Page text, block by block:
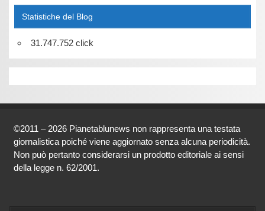
Statistiche del Blog
31.747.752 click
©2011 – 2026 Pianetablunews non rappresenta una testata
giornalistica poiché viene aggiornato senza alcuna periodicità.
Non può pertanto considerarsi un prodotto editoriale ai sensi
della legge n. 62/2001.